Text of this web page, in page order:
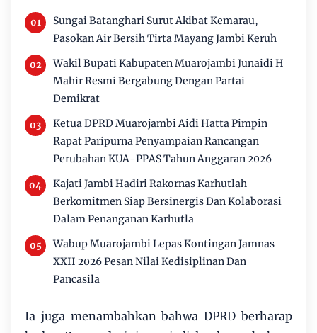
Sungai Batanghari Surut Akibat Kemarau,
Pasokan Air Bersih Tirta Mayang Jambi Keruh
Wakil Bupati Kabupaten Muarojambi Junaidi H
Mahir Resmi Bergabung Dengan Partai
Demikrat
Ketua DPRD Muarojambi Aidi Hatta Pimpin
Rapat Paripurna Penyampaian Rancangan
Perubahan KUA-PPAS Tahun Anggaran 2026
Kajati Jambi Hadiri Rakornas Karhutlah
Berkomitmen Siap Bersinergis Dan Kolaborasi
Dalam Penanganan Karhutla
Wabup Muarojambi Lepas Kontingan Jamnas
XXII 2026 Pesan Nilai Kedisiplinan Dan
Pancasila
Ia juga menambahkan bahwa DPRD berharap